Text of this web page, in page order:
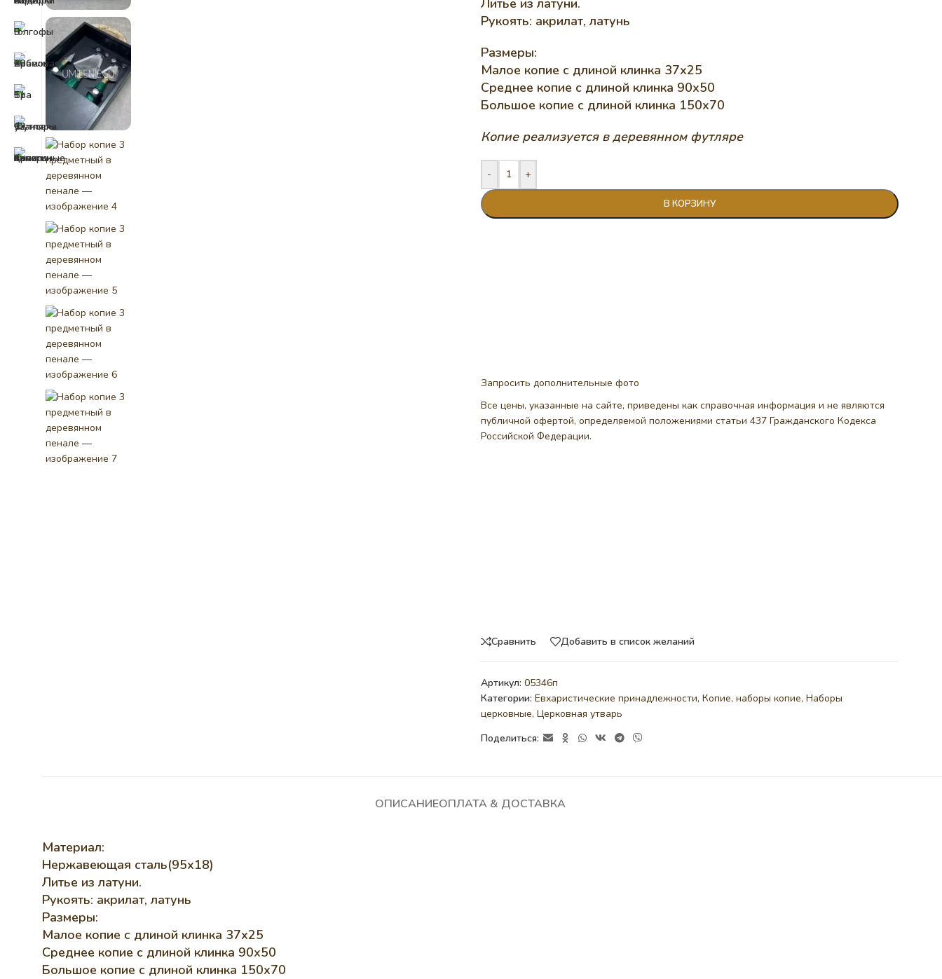
Литье из латуни.
Рукоять: акрилат, латунь
Размеры:
Малое копие с длиной клинка 37х25
Среднее копие с длиной клинка 90х50
Большое копие с длиной клинка 150х70
Копие реализуется в деревянном футляре
- +
В КОРЗИНУ
Запросить дополнительные фото
Все цены, указанные на сайте, приведены как справочная информация и не являются
публичной офертой, определяемой положениями статьи 437 Гражданского Кодекса
Российской Федерации.
Сравнить Добавить в список желаний
Артикул: 05346п
Категории: Евхаристические принадлежности, Копие, наборы копие, Наборы
церковные, Церковная утварь
Поделиться:
ОПИСАНИЕОПЛАТА & ДОСТАВКА
Материал:
Нержавеющая сталь(95х18)
Литье из латуни.
Рукоять: акрилат, латунь
Размеры:
Малое копие с длиной клинка 37х25
Среднее копие с длиной клинка 90х50
Большое копие с длиной клинка 150х70